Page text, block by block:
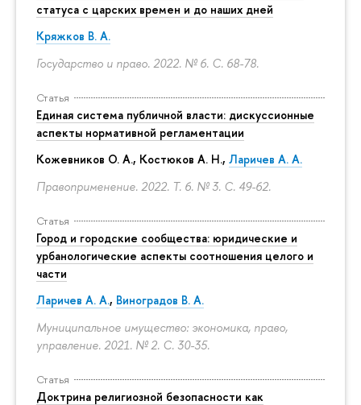
статуса с царских времен и до наших дней
Кряжков В. А.
Государство и право. 2022. № 6. С. 68-78.
Статья
Единая система публичной власти: дискуссионные
аспекты нормативной регламентации
Кожевников О. А., Костюков А. Н., Ларичев А. А.
Правоприменение. 2022. Т. 6. № 3. С. 49-62.
Статья
Город и городские сообщества: юридические и
урбанологические аспекты соотношения целого и
части
Ларичев А. А., Виноградов В. А.
Муниципальное имущество: экономика, право,
управление. 2021. № 2. С. 30-35.
Статья
Доктрина религиозной безопасности как